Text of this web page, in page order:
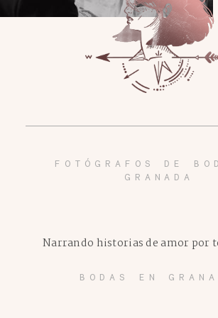
FOTÓGRAFOS DE
GRANADA
BODAS EN
Narrando historias de amor por